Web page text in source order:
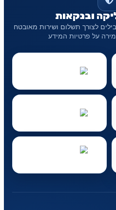
ובנקאות
לצורך תשלום ושירות מאובטח
על פרטיות המידע